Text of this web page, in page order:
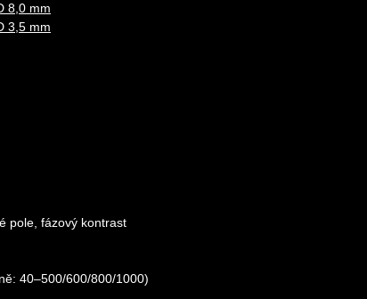
8,0 mm
3,5 mm
pole, fázový kontrast
40–500/600/800/1000)